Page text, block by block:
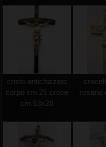
cristo antichizzato
corpo cm.25 croce
cm.53x28
rosario